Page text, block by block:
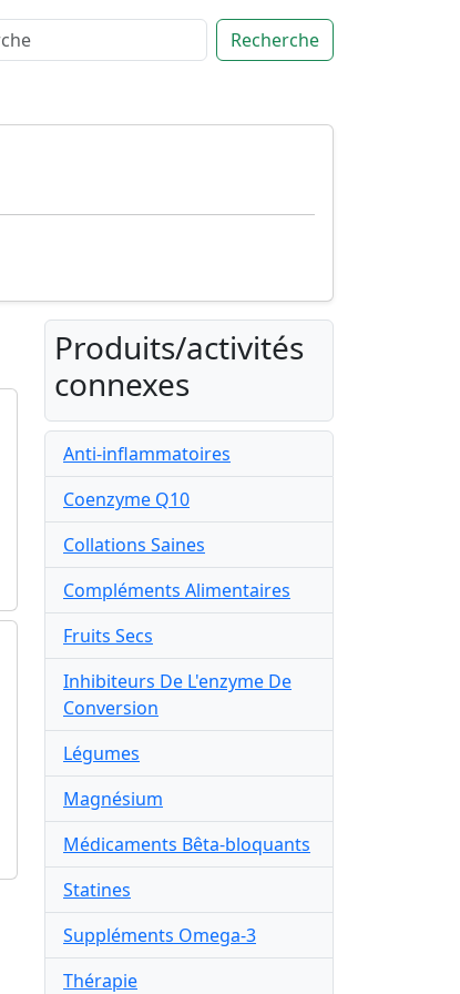
Recherche
Produits/activités
connexes
Anti-inflammatoires
Coenzyme Q10
Collations Saines
Compléments Alimentaires
Fruits Secs
Inhibiteurs De L'enzyme De
Conversion
Légumes
Magnésium
Médicaments Bêta-bloquants
Statines
Suppléments Omega-3
Thérapie